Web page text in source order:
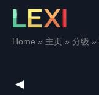
Skip
contentHome 主页 分级
◄